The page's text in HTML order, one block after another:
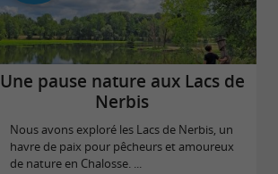
Une pause nature aux Lacs de
Nerbis
Nous avons exploré les Lacs de Nerbis, un
havre de paix pour pêcheurs et amoureux
de nature en Chalosse. ...